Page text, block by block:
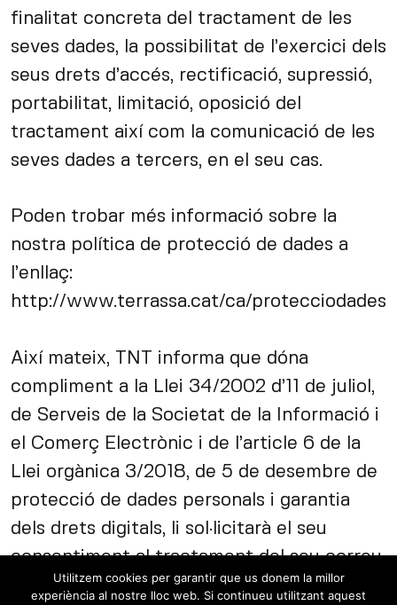
finalitat concreta del tractament de les
seves dades, la possibilitat de l’exercici dels
seus drets d’accés, rectificació, supressió,
portabilitat, limitació, oposició del
tractament així com la comunicació de les
seves dades a tercers, en el seu cas.
Poden trobar més informació sobre la
nostra política de protecció de dades a
l’enllaç:
http://www.terrassa.cat/ca/protecciodades
Així mateix, TNT informa que dóna
compliment a la Llei 34/2002 d’11 de juliol,
de Serveis de la Societat de la Informació i
el Comerç Electrònic i de l’article 6 de la
Llei orgànica 3/2018, de 5 de desembre de
protecció de dades personals i garantia
dels drets digitals, li sol·licitarà el seu
consentiment al tractament del seu correu
electrònic amb finalitats comercials a cada
Utilitzem cookies per garantir que us donem la millor
experiència al nostre lloc web. Si continueu utilitzant aquest